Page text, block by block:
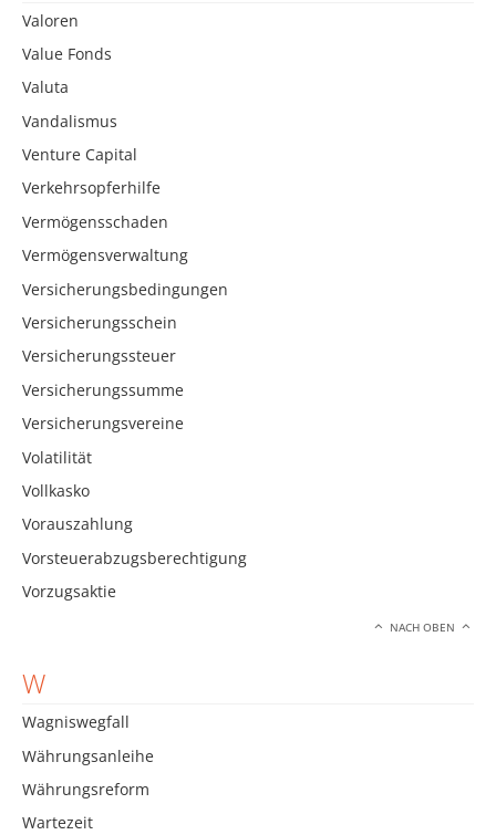
Valoren
Value Fonds
Valuta
Vandalismus
Venture Capital
Verkehrsopferhilfe
Vermögensschaden
Vermögensverwaltung
Versicherungsbedingungen
Versicherungsschein
Versicherungssteuer
Versicherungssumme
Versicherungsvereine
Volatilität
Vollkasko
Vorauszahlung
Vorsteuerabzugsberechtigung
Vorzugsaktie
NACH OBEN
W
Wagniswegfall
Währungsanleihe
Währungsreform
Wartezeit